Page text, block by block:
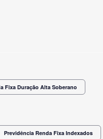
Fixa Duração Alta Soberano
Previdência Renda Fixa Indexados